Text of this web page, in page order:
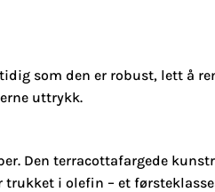
som den er robust, lett å
uttrykk.
Den terracottafargede
i olefin – et